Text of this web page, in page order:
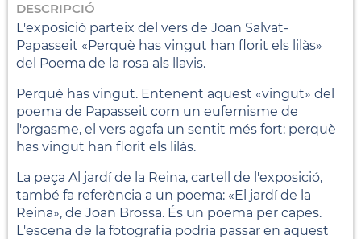
DESCRIPCIÓ
L'exposició parteix del vers de Joan Salvat-
Papasseit «Perquè has vingut han florit els lilàs»
del Poema de la rosa als llavis.
Perquè has vingut. Entenent aquest «vingut» del
poema de Papasseit com un eufemisme de
l'orgasme, el vers agafa un sentit més fort: perquè
has vingut han florit els lilàs.
La peça Al jardí de la Reina, cartell de l'exposició,
també fa referència a un poema: «El jardí de la
Reina», de Joan Brossa. És un poema per capes.
L'escena de la fotografia podria passar en aquest